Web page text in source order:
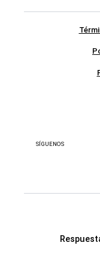
SÍGUENOS